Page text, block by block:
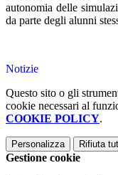
autonomia delle
da parte degli alunni
Notizie
Questo sito o gli
cookie necessari al
COOKIE POLICY.
Personalizza Rifiuta
Gestione cookie